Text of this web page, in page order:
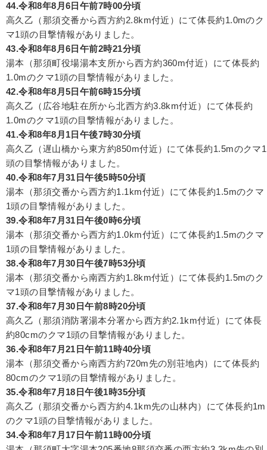
44.令和8年8月6日午前7時00分頃
高久乙（那須交番から西方約2.8km付近）にて体長約1.0mのク
マ1頭の目撃情報がありました。
43.令和8年8月6日午前2時21分頃
湯本（那須町役場湯本支所から西方約360m付近）にて体長約
1.0mのクマ1頭の目撃情報がありました。
42.令和8年8月5日午前6時15分頃
高久乙（広谷地駐在所から北西方約3.8km付近）にて体長約
1.0mのクマ1頭の目撃情報がありました。
41.令和8年8月1日午後7時30分頃
高久乙（遅山橋から東方約850m付近）にて体長約1.5mのクマ1
頭の目撃情報がありました。
40.令和8年7月31日午後5時50分頃
湯本（那須交番から西方約1.1km付近）にて体長約1.5mのクマ
1頭の目撃情報がありました。
39.令和8年7月31日午後0時6分頃
湯本（那須交番から西方約1.0km付近）にて体長約1.5mのクマ
1頭の目撃情報がありました。
38.令和8年7月30日午後7時53分頃
湯本（那須交番から南西方約1.8km付近）にて体長約1.5mのク
マ1頭の目撃情報がありました。
37.令和8年7月30日午前8時20分頃
高久乙（那須消防署湯本分署から西方約2.1km付近）にて体長
約80cmのクマ1頭の目撃情報がありました。
36.令和8年7月21日午前11時40分頃
湯本（那須交番から南西方約720m先の別荘地内）にて体長約
80cmのクマ1頭の目撃情報がありました。
35.令和8年7月18日午後1時35分頃
高久乙（那須交番から西方約4.1km先の山林内）にて体長約1m
のクマ1頭の目撃情報がありました。
34.令和8年7月17日午前11時00分頃